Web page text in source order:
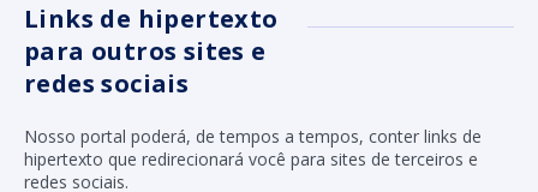
Links de hipertexto
para outros sites e
redes sociais
Nosso portal poderá, de tempos a tempos, conter links de
hipertexto que redirecionará você para sites de terceiros e
redes sociais.